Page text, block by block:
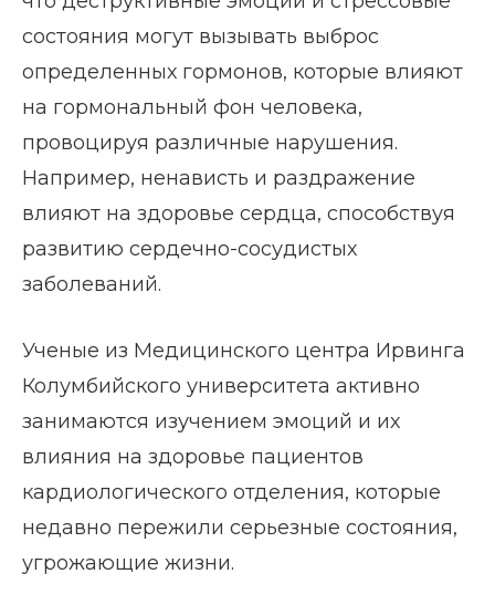
состояния могут вызывать выброс
определенных гормонов, которые влияют
на гормональный фон человека,
провоцируя различные нарушения.
Например, ненависть и раздражение
влияют на здоровье сердца, способствуя
развитию сердечно-сосудистых
заболеваний.
Ученые из Медицинского центра Ирвинга
Колумбийского университета активно
занимаются изучением эмоций и их
влияния на здоровье пациентов
кардиологического отделения, которые
недавно пережили серьезные состояния,
угрожающие жизни.